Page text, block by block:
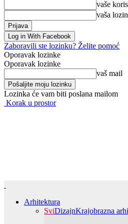
vaše
vaša
Log in With Facebook
Zaboravili ste lozinku? Želite pomoć
Oporavak lozinke
Oporavak lozinke
vaš mail
Lozinka će vam biti poslana mailom
Korak u prostor
Arhitektura
SviDizajnKrajobrazna